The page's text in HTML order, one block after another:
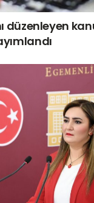
düzenleyen